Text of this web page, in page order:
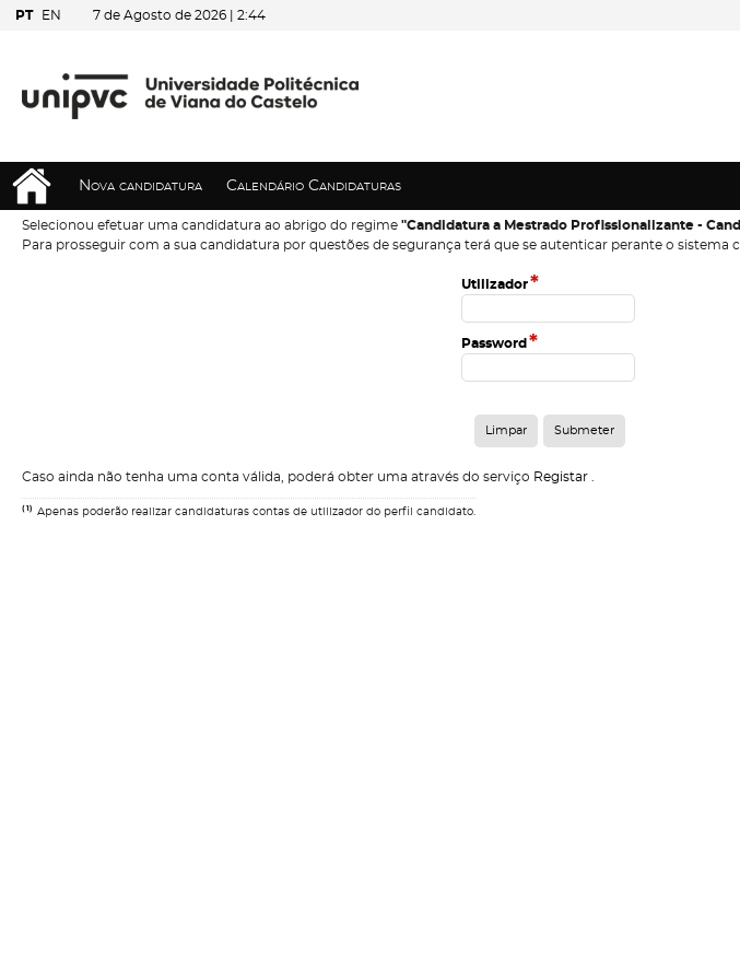
PT EN 7 de Agosto de 2026 | 2:44
Nova candidatura Calendário Candidaturas
Selecionou efetuar uma candidatura ao abrigo do regime "Candidatura a Mestrado Profissionalizante -
Para prosseguir com a sua candidatura por questões de segurança terá que se autenticar perante o sistema
Utilizador*
Password *
Caso ainda não tenha uma conta válida, poderá obter uma através do serviço Registar
(1) Apenas poderão realizar candidaturas contas de utilizador do perfil candidato.